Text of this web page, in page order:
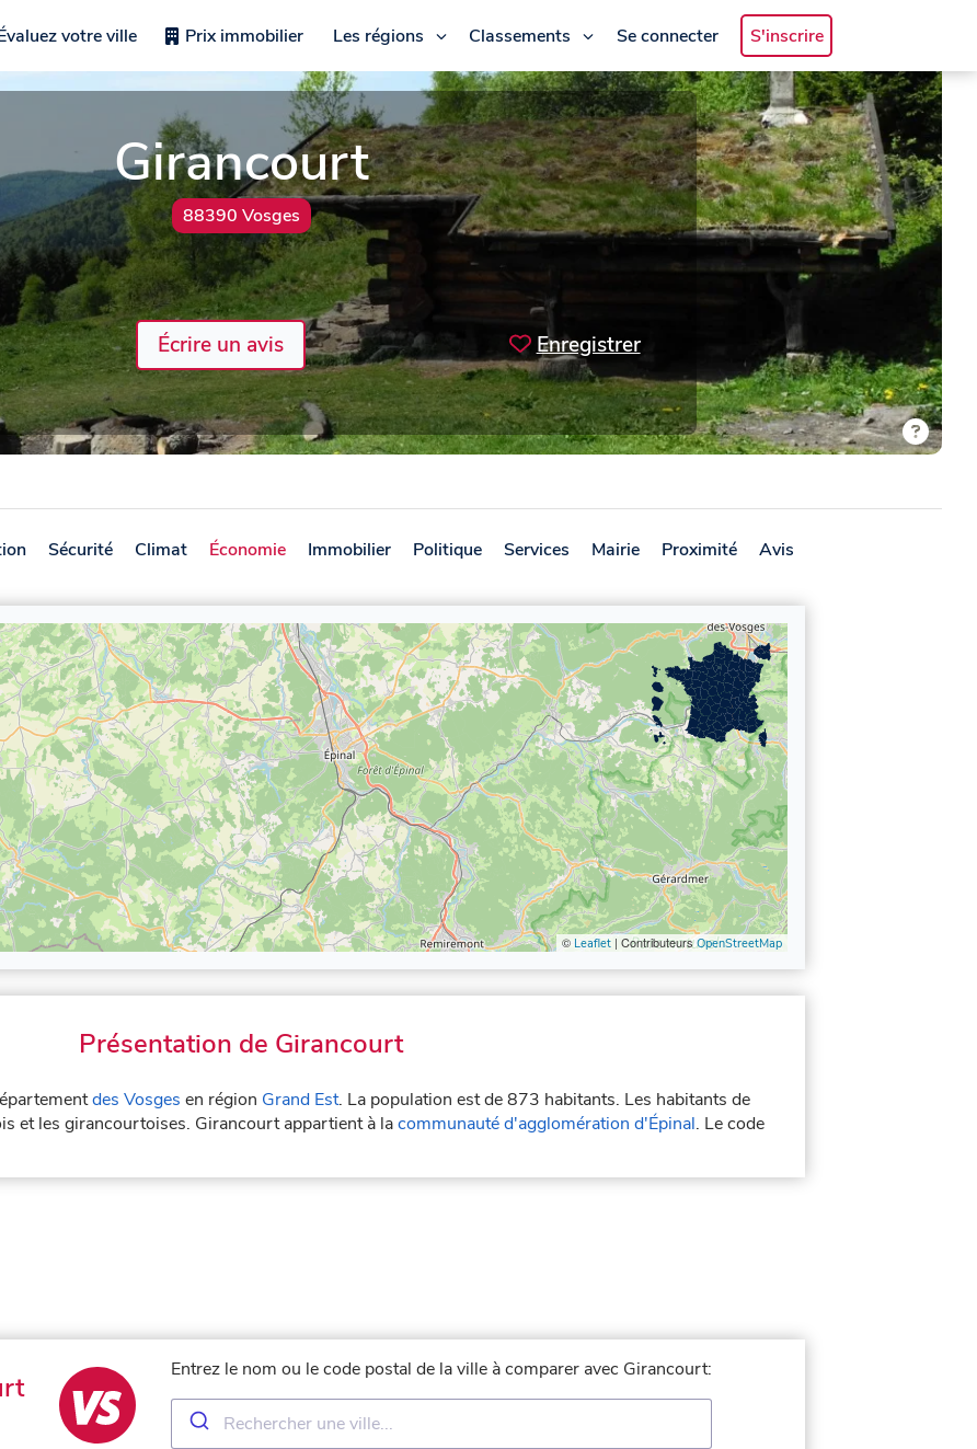
votre ville Prix immobilier Les régions Classements Se connecter S'inscrire
Girancourt
88390 Vosges
Écrire un avis Enregistrer
Sécurité Climat Économie Immobilier Politique Services Mairie Proximité Avis
© Leaflet | ContributeursOpenStreetMap
Présentation de Girancourt
des Vosges en région Grand Est. La population est de 873 habitants. Les habitants de
et les girancourtoises. Girancourt appartient à lacommunauté d'agglomération d'Épinal. Le code
Entrez le nom ou le code postal de la ville à comparer avec Girancourt: